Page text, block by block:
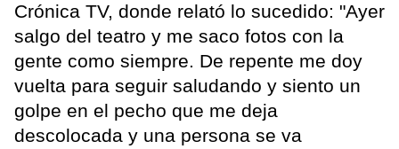
Crónica TV, donde relató lo sucedido: "Ayer
salgo del teatro y me saco fotos con la
gente como siempre. De repente me doy
vuelta para seguir saludando y siento un
golpe en el pecho que me deja
descolocada y una persona se va